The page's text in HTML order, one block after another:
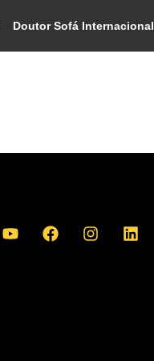
Doutor Sofá Internacional